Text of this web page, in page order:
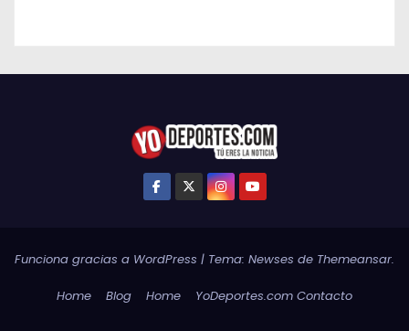
Funciona gracias a WordPress | Tema: Newses de Themeansar.
Home Blog Home YoDeportes.com Contacto